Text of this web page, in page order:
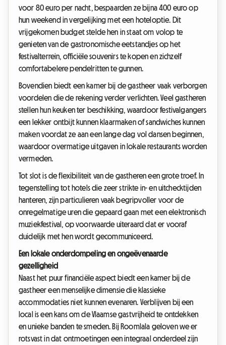
voor 80 euro per nacht, bespaarden ze bijna 400 euro op
hun weekend in vergelijking met een hoteloptie. Dit
vrijgekomen budget stelde hen in staat om volop te
genieten van de gastronomische eetstandjes op het
festivalterrein, officiële souvenirs te kopen en zichzelf
comfortabelere pendelritten te gunnen.
Bovendien biedt een kamer bij de gastheer vaak verborgen
voordelen die de rekening verder verlichten. Veel gastheren
stellen hun keuken ter beschikking, waardoor festivalgangers
een lekker ontbijt kunnen klaarmaken of sandwiches kunnen
maken voordat ze aan een lange dag vol dansen beginnen,
waardoor overmatige uitgaven in lokale restaurants worden
vermeden.
Tot slot is de flexibiliteit van de gastheren een grote troef. In
tegenstelling tot hotels die zeer strikte in- en uitchecktijden
hanteren, zijn particulieren vaak begripvoller voor de
onregelmatige uren die gepaard gaan met een elektronisch
muziekfestival, op voorwaarde uiteraard dat er vooraf
duidelijk met hen wordt gecommuniceerd.
Een lokale onderdompeling en ongeëvenaarde
gezelligheid
Naast het puur financiële aspect biedt een kamer bij de
gastheer een menselijke dimensie die klassieke
accommodaties niet kunnen evenaren. Verblijven bij een
local is een kans om de Vlaamse gastvrijheid te ontdekken
en unieke banden te smeden. Bij Roomlala geloven we er
rotsvast in dat ontmoetingen een integraal onderdeel zijn